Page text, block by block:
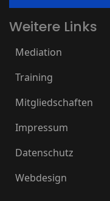
Weitere Links
Mediation
Training
Mitgliedschaften
Impressum
Datenschutz
Webdesign